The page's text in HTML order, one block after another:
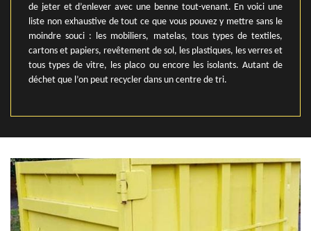
de jeter et d’enlever avec une benne tout-venant. En voici une
liste non exhaustive de tout ce que vous pouvez y mettre sans le
moindre souci : les mobiliers, matelas, tous types de textiles,
cartons et papiers, revêtement de sol, les plastiques, les verres et
tous types de vitre, les placo ou encore les isolants. Autant de
déchet que l’on peut recycler dans un centre de tri.